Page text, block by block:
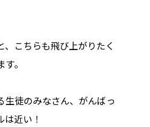
こちらも飛び上がりたく
。
生徒のみなさん、がんばっ
近い！